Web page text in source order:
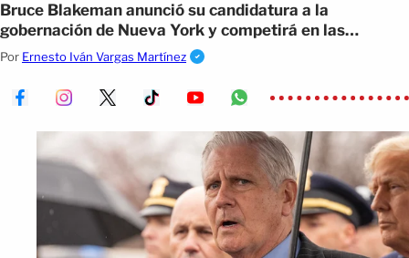
Bruce Blakeman anunció su candidatura a la
gobernación de Nueva York y competirá en las
primarias republicanas contra Elise Stefanik.
Por Ernesto Iván Vargas Martínez